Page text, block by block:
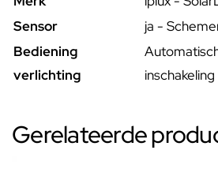
Sensor
ja -
Bediening
verlichting
inschakeling
Gerelateerde